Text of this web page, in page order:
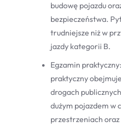
budowę pojazdu
bezpieczeństwa.
trudniejsze niż w
jazdy kategorii B.
Egzamin
praktyczny
drogach
dużym pojazdem w
przestrzeniach oraz